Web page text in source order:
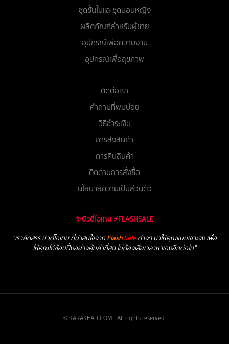
ชุดชั้นในและชุดนอนหญิง
ผลิตภัณฑ์สำหรับผู้ชาย
อุปกรณ์เพื่อความงาม
อุปกรณ์เพื่อสุขภาพ
ติดต่อเรา
คำถามที่พบบ่อย
วิธีชำระเงิน
การส่งสินค้า
การคืนสินค้า
ติดตามการสั่งซื้อ
นโยบายความเป็นส่วนตัว
✨บิวตี้ไอเทม ⚡FLASHSALE
“เราคัดสรร บิวตี้ไอเทม ที่น่าสนใจจาก FlashSaleต่างๆ มาให้คุณแบบเจาะจง เพื่อ
ให้คุณได้ช้อปปิ้งอย่างคุ้มค่าที่สุด ไม่ต้องเสียเวลาหาเองอีกต่อไป”
© KARAKEAD.COM - All rights reserved.